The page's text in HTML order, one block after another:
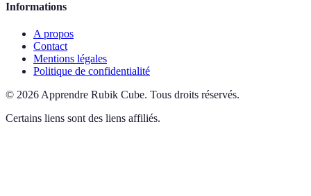
Informations
A propos
Contact
Mentions légales
Politique de confidentialité
© 2026 Apprendre Rubik Cube. Tous droits réservés.
Certains liens sont des liens affiliés.